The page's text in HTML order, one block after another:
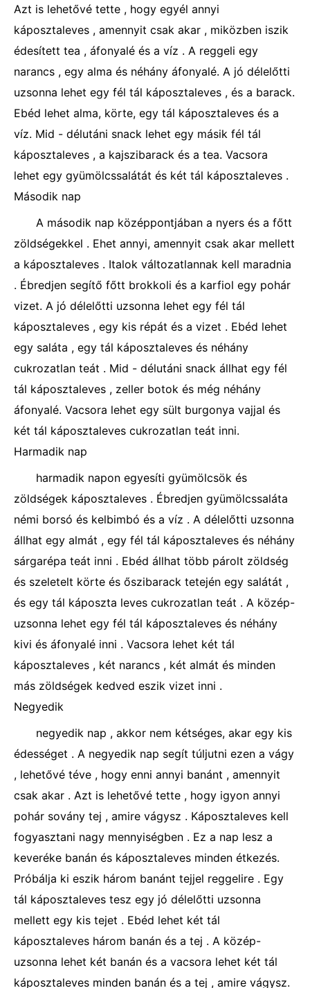
Azt is lehetővé tette , hogy egyél annyi
káposztaleves , amennyit csak akar , miközben iszik
édesített tea , áfonyalé és a víz . A reggeli egy
narancs , egy alma és néhány áfonyalé. A jó délelőtti
uzsonna lehet egy fél tál káposztaleves , és a barack.
Ebéd lehet alma, körte, egy tál káposztaleves és a
víz. Mid - délutáni snack lehet egy másik fél tál
káposztaleves , a kajszibarack és a tea. Vacsora
lehet egy gyümölcssalátát és két tál káposztaleves .
Második nap
A második nap középpontjában a nyers és a főtt
zöldségekkel . Ehet annyi, amennyit csak akar mellett
a káposztaleves . Italok változatlannak kell maradnia
. Ébredjen segítő főtt brokkoli és a karfiol egy pohár
vizet. A jó délelőtti uzsonna lehet egy fél tál
káposztaleves , egy kis répát és a vizet . Ebéd lehet
egy saláta , egy tál káposztaleves és néhány
cukrozatlan teát . Mid - délutáni snack állhat egy fél
tál káposztaleves , zeller botok és még néhány
áfonyalé. Vacsora lehet egy sült burgonya vajjal és
két tál káposztaleves cukrozatlan teát inni.
Harmadik nap
harmadik napon egyesíti gyümölcsök és
zöldségek káposztaleves . Ébredjen gyümölcssaláta
némi borsó és kelbimbó és a víz . A délelőtti uzsonna
állhat egy almát , egy fél tál káposztaleves és néhány
sárgarépa teát inni . Ebéd állhat több párolt zöldség
és szeletelt körte és őszibarack tetején egy salátát ,
és egy tál káposzta leves cukrozatlan teát . A közép-
uzsonna lehet egy fél tál káposztaleves és néhány
kivi és áfonyalé inni . Vacsora lehet két tál
káposztaleves , két narancs , két almát és minden
más zöldségek kedved eszik vizet inni .
Negyedik
negyedik nap , akkor nem kétséges, akar egy kis
édességet . A negyedik nap segít túljutni ezen a vágy
, lehetővé téve , hogy enni annyi banánt , amennyit
csak akar . Azt is lehetővé tette , hogy igyon annyi
pohár sovány tej , amire vágysz . Káposztaleves kell
fogyasztani nagy mennyiségben . Ez a nap lesz a
keveréke banán és káposztaleves minden étkezés.
Próbálja ki eszik három banánt tejjel reggelire . Egy
tál káposztaleves tesz egy jó délelőtti uzsonna
mellett egy kis tejet . Ebéd lehet két tál
káposztaleves három banán és a tej . A közép-
uzsonna lehet két banán és a vacsora lehet két tál
káposztaleves minden banán és a tej , amire vágysz.